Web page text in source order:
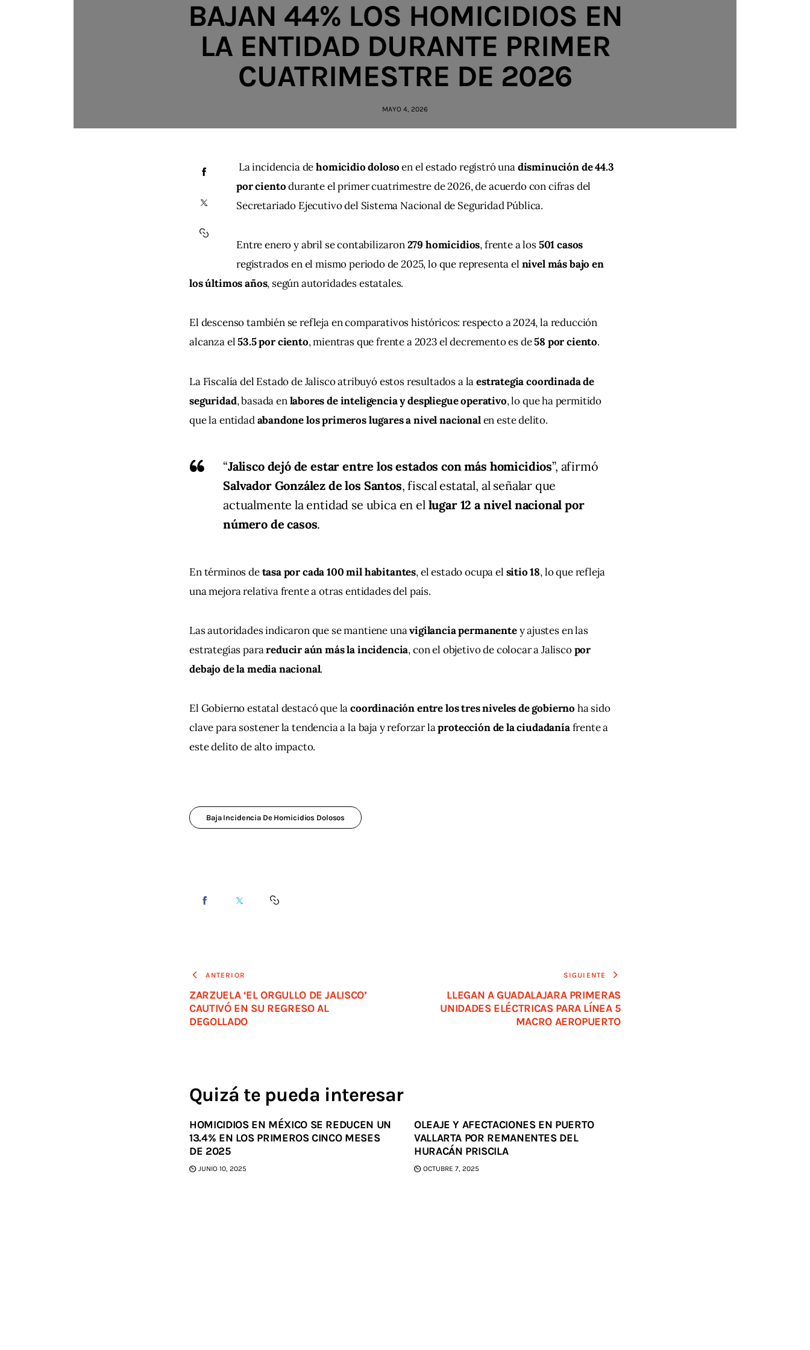
BAJAN 44% LOS HOMICIDIOS EN
LA ENTIDAD DURANTE PRIMER
CUATRIMESTRE DE 2026
MAYO 4, 2026
La incidencia de homicidio doloso en el estado registró una disminución de 44.3
por ciento durante el primer cuatrimestre de 2026, de acuerdo con cifras del
Secretariado Ejecutivo del Sistema Nacional de Seguridad Pública.
Entre enero y abril se contabilizaron 279 homicidios, frente a los 501 casos
registrados en el mismo periodo de 2025, lo que representa el nivel más bajo en
los últimos años, según autoridades estatales.
El descenso también se refleja en comparativos históricos: respecto a 2024, la reducción
alcanza el 53.5 por ciento, mientras que frente a 2023 el decremento es de 58 por ciento.
La Fiscalía del Estado de Jalisco atribuyó estos resultados a la estrategia coordinada de
seguridad, basada en labores de inteligencia y despliegue operativo, lo que ha permitido
que la entidad abandone los primeros lugares a nivel nacional en este delito.
“Jalisco dejó de estar entre los estados con más homicidios”, afirmó
Salvador González de los Santos, fiscal estatal, al señalar que
actualmente la entidad se ubica en el lugar 12 a nivel nacional por
número de casos.
En términos de tasa por cada 100 mil habitantes, el estado ocupa el sitio 18, lo que refleja
una mejora relativa frente a otras entidades del país.
Las autoridades indicaron que se mantiene una vigilancia permanente y ajustes en las
estrategias para reducir aún más la incidencia, con el objetivo de colocar a Jalisco por
debajo de la media nacional.
El Gobierno estatal destacó que la coordinación entre los tres niveles de gobierno ha sido
clave para sostener la tendencia a la baja y reforzar la protección de la ciudadanía frente a
este delito de alto impacto.
Baja Incidencia De Homicidios Dolosos
ANTERIOR
ZARZUELA ‘EL ORGULLO DE JALISCO’
CAUTIVÓ EN SU REGRESO AL
DEGOLLADO
SIGUIENTE
LLEGAN A GUADALAJARA PRIMERAS
UNIDADES ELÉCTRICAS PARA LÍNEA 5
MACRO AEROPUERTO
Quizá te pueda interesar
HOMICIDIOS EN MÉXICO SE REDUCEN UN
13.4% EN LOS PRIMEROS CINCO MESES
DE 2025
JUNIO 10, 2025
OLEAJE Y AFECTACIONES EN PUERTO
VALLARTA POR REMANENTES DEL
HURACÁN PRISCILA
OCTUBRE 7, 2025